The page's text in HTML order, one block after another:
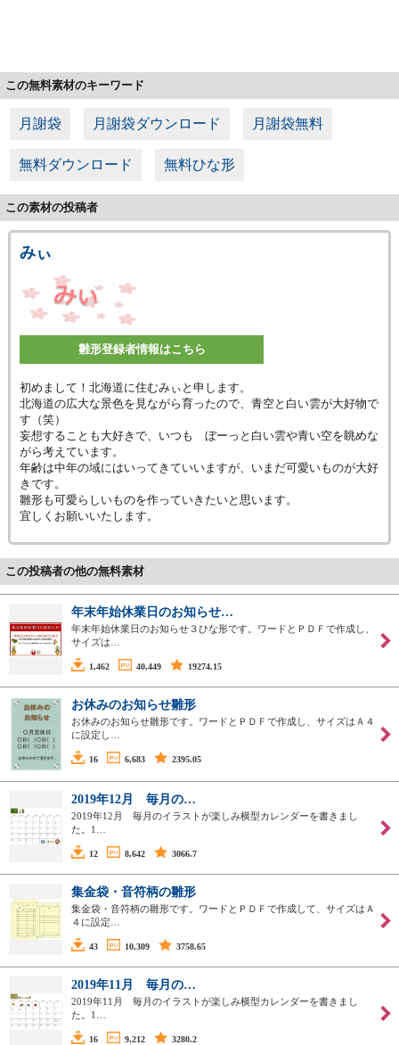
この無料素材のキーワード
月謝袋 月謝袋ダウンロード 月謝袋無料
無料ダウンロード 無料ひな形
この素材の投稿者
みぃ
雛形登録者情報はこちら
初めまして！北海道に住むみぃと申します。
北海道の広大な景色を見ながら育ったので、青空と白い雲が大好物で
す（笑）
妄想することも大好きで、いつも ぼーっと白い雲や青い空を眺めな
がら考えています。
年齢は中年の域にはいってきていいますが、いまだ可愛いものが大好
きです。
雛形も可愛らしいものを作っていきたいと思います。
宜しくお願いいたします。
この投稿者の他の無料素材
年末年始休業日のお知らせ…
年末年始休業日のお知らせ３ひな形です。ワードとＰＤＦで作成し、
サイズは…
1,462 40,449 19274.15
お休みのお知らせ雛形
お休みのお知らせ雛形です。ワードとＰＤＦで作成し、サイズはＡ４
に設定し…
16 6,683 2395.05
2019年12月 毎月の…
2019年12月 毎月のイラストが楽しみ横型カレンダーを書きまし
た。1…
12 8,642 3066.7
集金袋・音符柄の雛形
集金袋・音符柄の雛形です。ワードとＰＤＦで作成して、サイズはＡ
４に設定…
43 10,309 3758.65
2019年11月 毎月の…
2019年11月 毎月のイラストが楽しみ横型カレンダーを書きまし
た。1…
16 9,212 3280.2